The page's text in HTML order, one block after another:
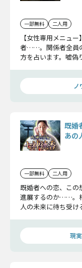
一部無料 二人用
【女性専用メニュ
者……。関係者全員
方を占います。嘘偽
ノ
既婚
あの
一部無料 二人用
既婚者への恋、この
進展するのか……。
人の未来に待ち受け
現